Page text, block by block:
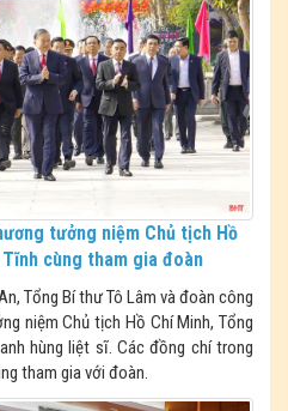
tưởng niệm Chủ tịch Hồ
cùng tham gia đoàn
Tổng Bí thư Tô Lâm và đoàn công
niệm Chủ tịch Hồ Chí Minh, Tổng
hùng liệt sĩ. Các đồng chí trong
tham gia với đoàn.